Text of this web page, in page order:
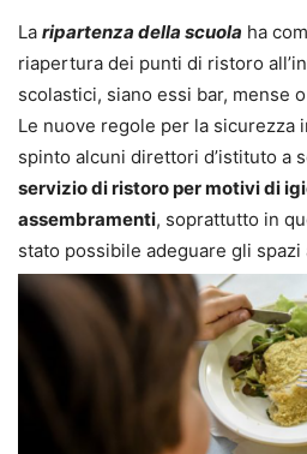
La ripartenza della scuola ha
riapertura dei punti di ristoro
scolastici, siano essi bar, mense
Le nuove regole per la sicurezza
spinto alcuni direttori d’istituto a
servizio di ristoro per motivi di
assembramenti, soprattutto in
stato possibile adeguare gli